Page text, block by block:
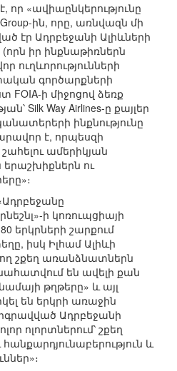
«ավիաընկերությունը
ին, որը, առնվազն մի
էր Ադրբեջանի Ալիևների
իր ինքնաթիռներն
ուղևորությունների
գործարքների
FOIA-ի միջոցով ձեռք
Silk Way Airlines-ը քայլեր
ինքնությունը
է, որպեսզի
ամերիկյան
ու
ի կոռուպցիայի
երկրների շարքում
իսկ Իլհամ Ալիևի
շքեղ առանձնատներն
են ավելի քան
թղթերը» և այլ
են երկրի առաջին
Ադրբեջանի
ոլորտներում՝ շքեղ
հանքարդյունաբերություն և